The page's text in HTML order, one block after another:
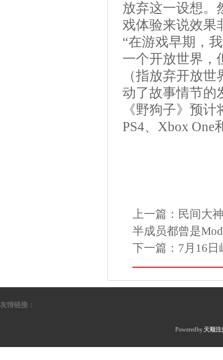
放弃这一设想。
戏体验来说效果
“在游戏早期，
一个开放世界，
（指放弃开放
动了故事情节的
《野狗子》预
PS4、Xbox One
上一篇： 民间大
半成员都曾是
下一篇： 7月16日
友情链接：
Powered by 天顺注